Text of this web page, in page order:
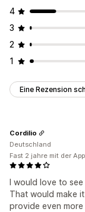
4
3
2
1
Eine Rezension
I would love to
That would make
provide even
Cordilio
Deutschland
Fast 2 jahre mit der App